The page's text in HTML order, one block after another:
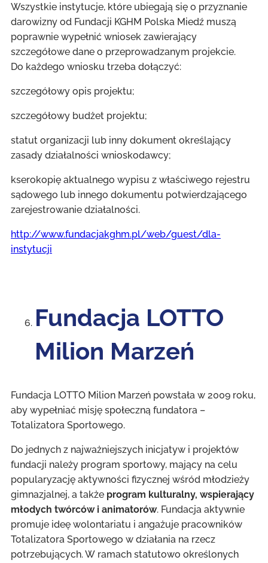
Wszystkie instytucje, które ubiegają się o przyznanie
darowizny od Fundacji KGHM Polska Miedź muszą
poprawnie wypełnić wniosek zawierający
szczegółowe dane o przeprowadzanym projekcie.
Do każdego wniosku trzeba dołączyć:
szczegółowy opis projektu;
szczegółowy budżet projektu;
statut organizacji lub inny dokument określający
zasady działalności wnioskodawcy;
kserokopię aktualnego wypisu z właściwego rejestru
sądowego lub innego dokumentu potwierdzającego
zarejestrowanie działalności.
http://www.fundacjakghm.pl/web/guest/dla-
instytucji
Fundacja LOTTO
Milion Marzeń
Fundacja LOTTO Milion Marzeń powstała w 2009 roku,
aby wypełniać misję społeczną fundatora –
Totalizatora Sportowego.
Do jednych z najważniejszych inicjatyw i projektów
fundacji należy program sportowy, mający na celu
popularyzację aktywności fizycznej wśród młodzieży
gimnazjalnej, a także program kulturalny, wspierający
młodych twórców i animatorów. Fundacja aktywnie
promuje ideę wolontariatu i angażuje pracowników
Totalizatora Sportowego w działania na rzecz
potrzebujących. W ramach statutowo określonych